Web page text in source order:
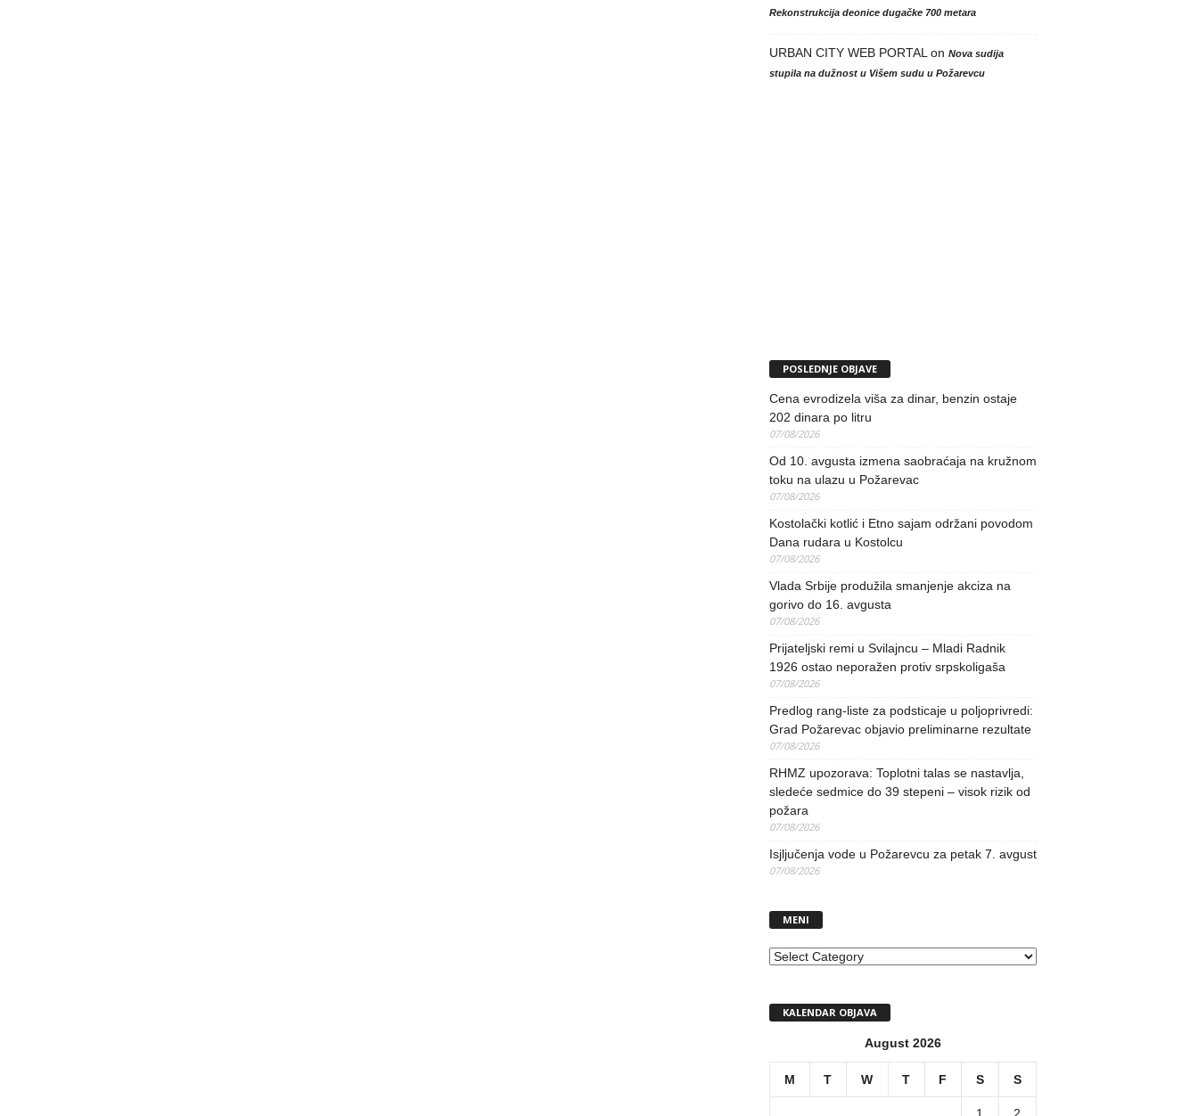
Rekonstrukcija deonice dugačke 700 metara
URBAN CITY WEB PORTAL on Nova sudija
stupila na dužnost u Višem sudu u Požarevcu
POSLEDNJE OBJAVE
Cena evrodizela viša za dinar, benzin ostaje
202 dinara po litru
07/08/2026
Od 10. avgusta izmena saobraćaja na kružnom
toku na ulazu u Požarevac
07/08/2026
Kostolački kotlić i Etno sajam održani povodom
Dana rudara u Kostolcu
07/08/2026
Vlada Srbije produžila smanjenje akciza na
gorivo do 16. avgusta
07/08/2026
Prijateljski remi u Svilajncu – Mladi Radnik
1926 ostao neporažen protiv srpskoligaša
07/08/2026
Predlog rang-liste za podsticaje u poljoprivredi:
Grad Požarevac objavio preliminarne rezultate
07/08/2026
RHMZ upozorava: Toplotni talas se nastavlja,
sledeće sedmice do 39 stepeni – visok rizik od
požara
07/08/2026
Isjljučenja vode u Požarevcu za petak 7. avgust
07/08/2026
MENI
MENI
KALENDAR OBJAVA
August 2026
M T W T F S S
1 2